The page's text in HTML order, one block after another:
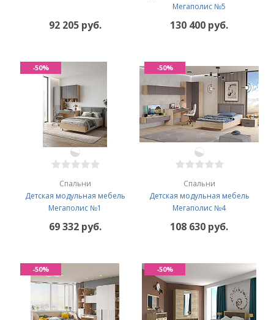
92 205 руб.
Мегаполис №5
130 400 руб.
Спальни
Детская модульная мебель
Мегаполис №1
69 332 руб.
-50%
Спальни
Детская модульная мебель
Мегаполис №4
108 630 руб.
-50%
-50% -50%